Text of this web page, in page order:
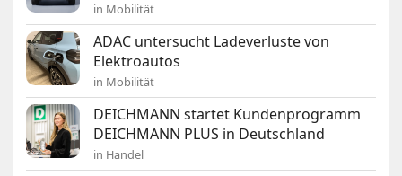
in Mobilität
ADAC untersucht Ladeverluste von
Elektroautos
in Mobilität
DEICHMANN startet Kundenprogramm
DEICHMANN PLUS in Deutschland
in Handel